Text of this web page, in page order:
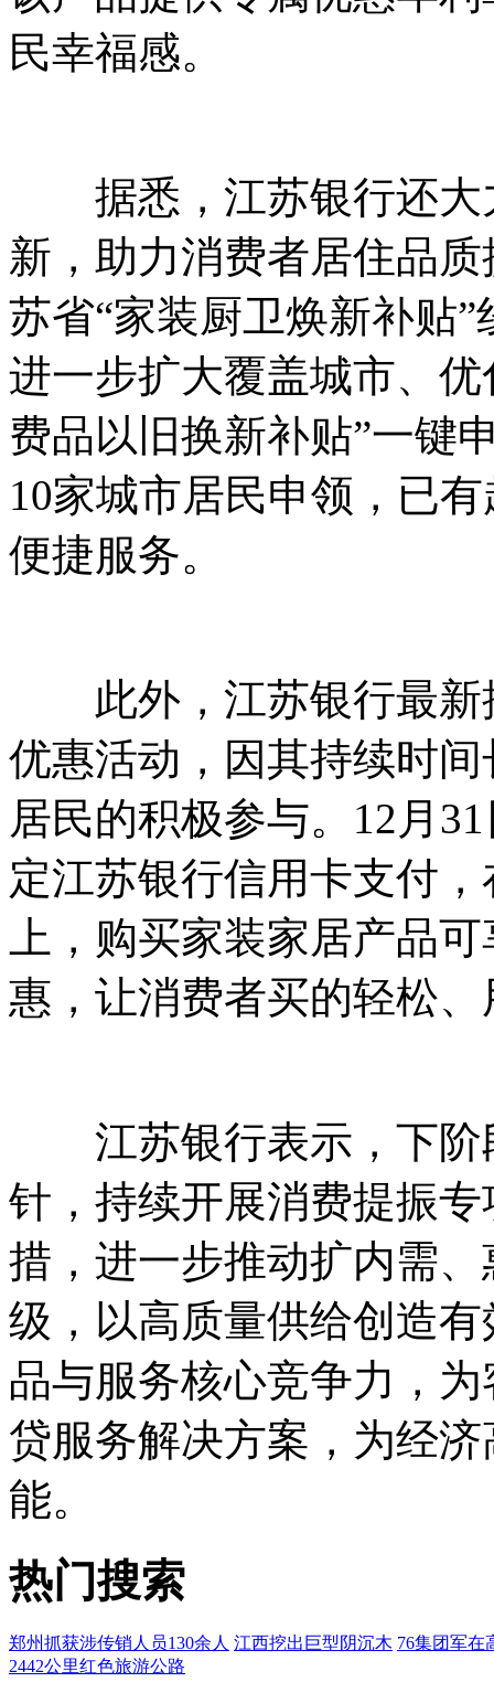
民幸福感。
据悉，江苏银行还大
新，助力消费者居住品
苏省“家装厨卫焕新补贴
进一步扩大覆盖城市、
费品以旧换新补贴”一键
10家城市居民申领，已
便捷服务。
此外，江苏银行最新
优惠活动，因其持续时
居民的积极参与。12月
定江苏银行信用卡支付
上，购买家装家居产品
惠，让消费者买的轻松
江苏银行表示，下阶
针，持续开展消费提振
措，进一步推动扩内需
级，以高质量供给创造
品与服务核心竞争力，
贷服务解决方案，为经
能。
热门搜索
郑州抓获涉传销人员130余人 江西挖出巨型阴沉木 76集团军在
2442公里红色旅游公路